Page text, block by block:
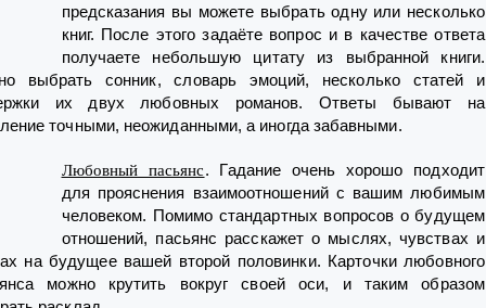
предсказания вы можете выбрать одну или несколько
книг. После этого задаёте вопрос и в качестве ответа
получаете небольшую цитату из выбранной книги.
выбрать сонник, словарь эмоций, несколько статей и
их двух любовных романов. Ответы бывают на
точными, неожиданными, а иногда забавными.
Любовный пасьянс. Гадание очень хорошо подходит
для прояснения взаимоотношений с вашим любимым
человеком. Помимо стандартных вопросов о будущем
отношений, пасьянс расскажет о мыслях, чувствах и
на будущее вашей второй половинки. Карточки любовного
можно крутить вокруг своей оси, и таким образом